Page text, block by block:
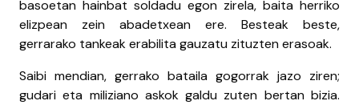
basoetan hainbat soldadu egon zirela, baita herriko
elizpean zein abadetxean ere. Besteak beste,
gerrarako tankeak erabilita gauzatu zituzten erasoak.
Saibi mendian, gerrako bataila gogorrak jazo ziren;
gudari eta miliziano askok galdu zuten bertan bizia.